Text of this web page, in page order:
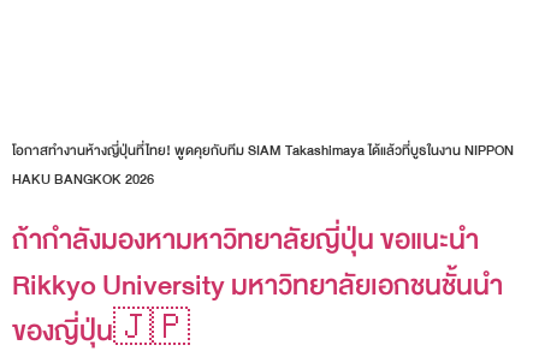
โอกาสทำงานห้างญี่ปุ่นที่ไทย! พูดคุยกับทีม SIAM Takashimaya ได้แล้วที่บูธในงาน NIPPON
HAKU BANGKOK 2026
ถ้ากำลังมองหามหาวิทยาลัยญี่ปุ่น ขอแนะนำ
Rikkyo University มหาวิทยาลัยเอกชนชั้นนำ
ของญี่ปุ่น🇯🇵